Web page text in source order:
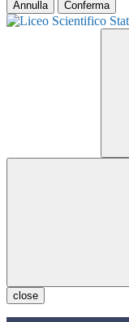
Annulla Conferma
close